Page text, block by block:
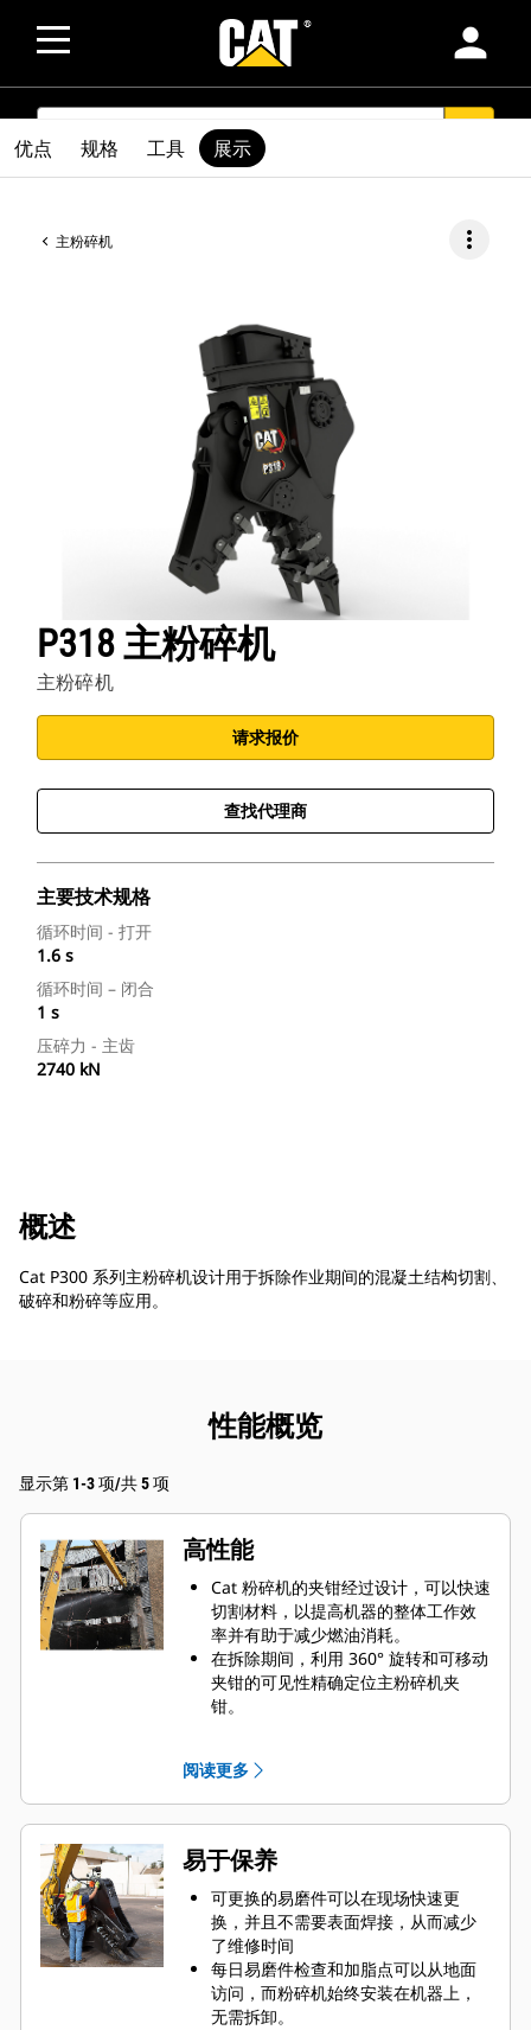
person
SEARCH
主粉碎机 more_vert
P318 主粉碎机
主粉碎机
请求报价
查找代理商
主要技术规格
循环时间 - 打开
1.6 s
循环时间 – 闭合
1 s
压碎力 - 主齿
2740 kN
优点 规格 工具 展示
概述
Cat P300 系列主粉碎机设计用于拆除作业期间的混凝土结构切割、
破碎和粉碎等应用。
性能概览
显示第 1-3 项/共 5 项
高性能
Cat 粉碎机的夹钳经过设计，可以快速
切割材料，以提高机器的整体工作效
率并有助于减少燃油消耗。
在拆除期间，利用 360° 旋转和可移动
夹钳的可见性精确定位主粉碎机夹
钳。
助提高生产率。
阅读更多
易于保养
可更换的易磨件可以在现场快速更
换，并且不需要表面焊接，从而减少
了维修时间
每日易磨件检查和加脂点可以从地面
访问，而粉碎机始终安装在机器上，
无需拆卸。